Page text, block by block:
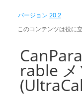
バージョン20.2
このコンテンツは役に
rable